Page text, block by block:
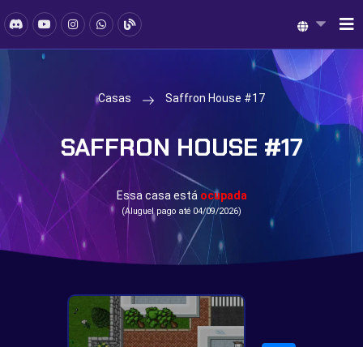
Casas Saffron House #17
SAFFRON HOUSE #17
Essa casa está ocupada
(Aluguel pago até 04/09/2026)